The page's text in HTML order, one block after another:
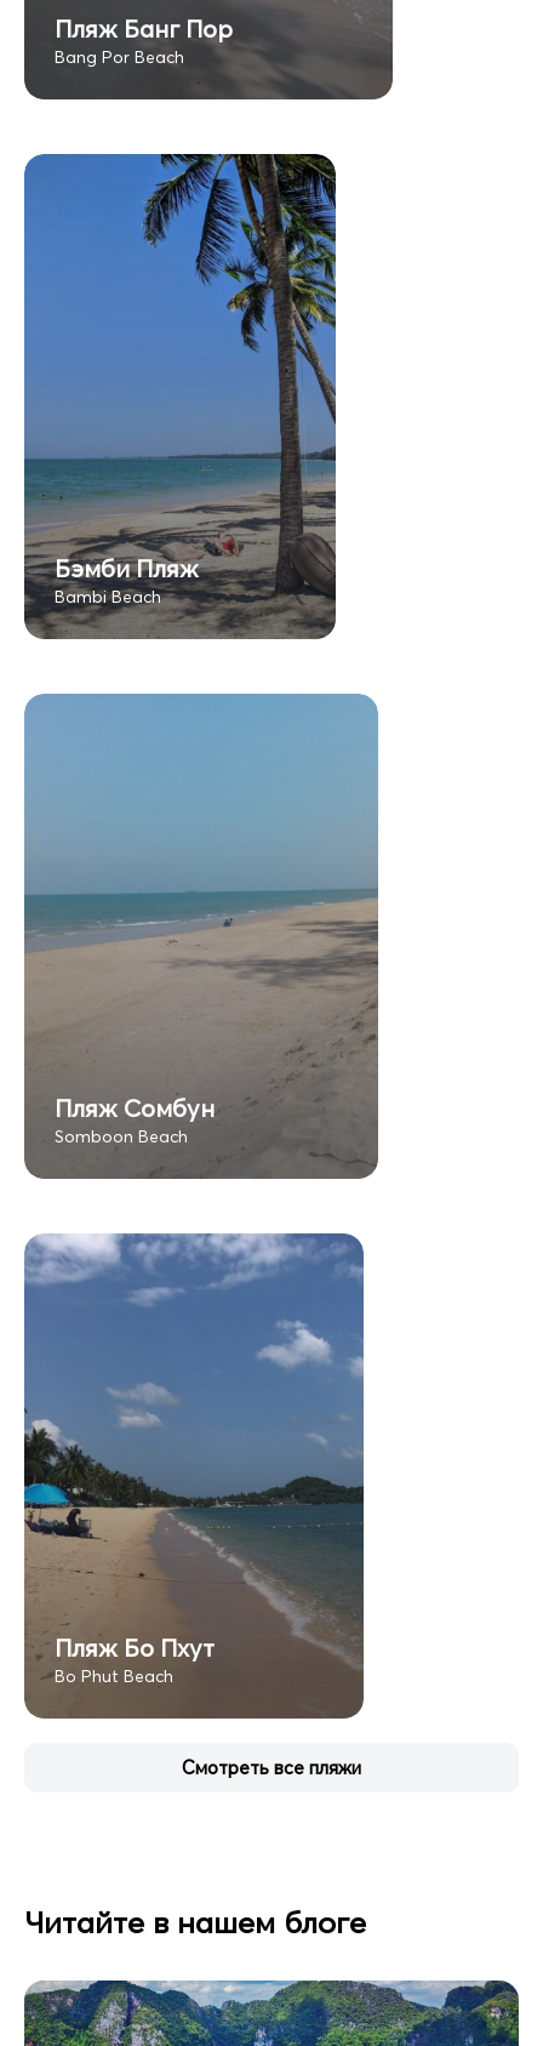
Пляж Банг Пор
Bang Por Beach
Бэмби Пляж
Bambi Beach
Пляж Сомбун
Somboon Beach
Пляж Бо Пхут
Bo Phut Beach
Смотреть все пляжи
Читайте в нашем блоге